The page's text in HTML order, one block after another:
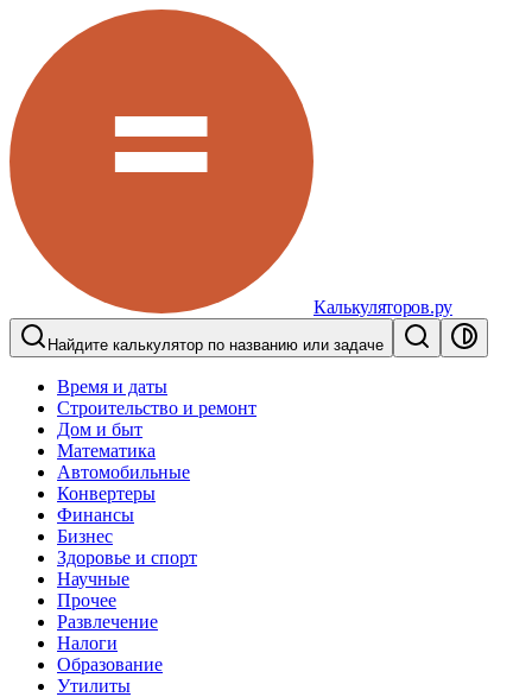
Калькуляторов.ру
Найдите калькулятор по названию или задаче
Время и даты
Строительство и ремонт
Дом и быт
Математика
Автомобильные
Конвертеры
Финансы
Бизнес
Здоровье и спорт
Научные
Прочее
Развлечение
Налоги
Образование
Утилиты